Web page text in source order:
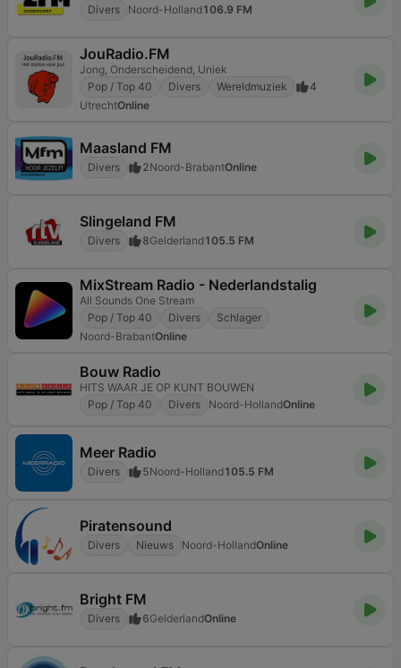
Divers Noord-Holland106.9 FM
JouRadio.FM
Jong, Onderscheidend, Uniek
Pop / Top 40
Divers Wereldmuziek
4
UtrechtOnline
Maasland FM
Divers 2Noord-BrabantOnline
Slingeland FM
Divers 8Gelderland105.5 FM
MixStream Radio - Nederlandstalig
All Sounds One Stream
Pop / Top 40
Divers
Schlager
Noord-BrabantOnline
Bouw Radio
HITS WAAR JE OP KUNT BOUWEN
Pop / Top 40
Divers Noord-HollandOnline
Meer Radio
Divers 5Noord-Holland105.5 FM
Piratensound
Divers Nieuws Noord-HollandOnline
Bright FM
Divers 6GelderlandOnline